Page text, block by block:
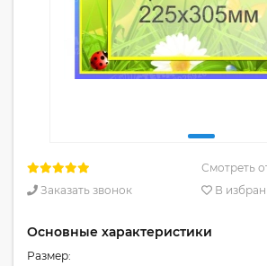
Смотреть
Заказать звонок
В
Основные характеристики
Размер: